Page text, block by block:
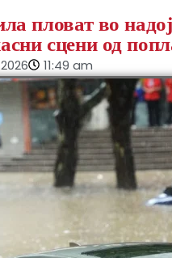
пловат во
сцени од
11:49 am